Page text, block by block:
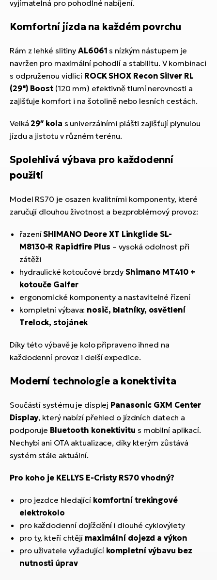
vyjímatelná pro pohodlné nabíjení.
Komfortní jízda na každém povrchu
Rám z lehké slitiny AL6061 s nízkým nástupem je
navržen pro maximální pohodlí a stabilitu. V kombinaci
s odpruženou vidlicí ROCK SHOX Recon Silver RL
(29") Boost (120 mm) efektivně tlumí nerovnosti a
zajišťuje komfort i na šotolině nebo lesních cestách.
Velká 29″ kola s univerzálními plášti zajišťují plynulou
jízdu a jistotu v různém terénu.
Spolehlivá výbava pro každodenní
použití
Model RS70 je osazen kvalitními komponenty, které
zaručují dlouhou životnost a bezproblémový provoz:
řazeníSHIMANO Deore XT Linkglide SL-
M8130-R Rapidfire Plus – vysoká odolnost při
zátěži
hydraulické kotoučové brzdyShimano MT410 +
kotouče Galfer
ergonomické komponenty a nastavitelné řízení
kompletní výbava: nosič, blatníky, osvětlení
Trelock, stojánek
Díky této výbavě je kolo připraveno ihned na
každodenní provoz i delší expedice.
Moderní technologie a konektivita
Součástí systému je displej Panasonic GXM Center
Display, který nabízí přehled o jízdních datech a
podporuje Bluetooth konektivitu s mobilní aplikací.
Nechybí ani OTA aktualizace, díky kterým zůstává
systém stále aktuální.
Pro koho je KELLYS E-Cristy RS70 vhodný?
pro jezdce hledající komfortní trekingové
elektrokolo
pro každodenní dojíždění i dlouhé cyklovýlety
pro ty, kteří chtějí maximální dojezd a výkon
pro uživatele vyžadující kompletní výbavu bez
nutnosti úprav